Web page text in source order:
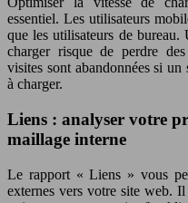
essentiel. Les utilisateurs
que les utilisateurs de
charger risque de perdre
visites sont abandonnées si
à charger.
Liens : analyser votre
maillage interne
Le rapport « Liens » vous
externes vers votre site web.